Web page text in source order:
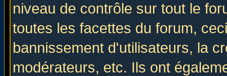
niveau de contrôle sur tout le
toutes les facettes du forum,
bannissement d'utilisateurs, la
modérateurs, etc. Ils ont